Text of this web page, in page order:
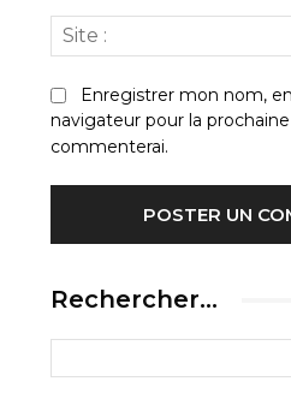
Enregistrer mon nom,
navigateur pour la
commenterai.
Rechercher…